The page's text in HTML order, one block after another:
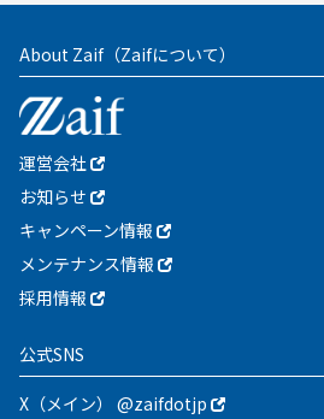
About Zaif（Zaifについて）
運営会社
お知らせ
キャンペーン情報
メンテナンス情報
採用情報
公式SNS
X（メイン） @zaifdotjp